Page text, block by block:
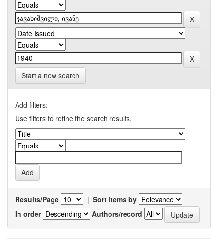
Start a new search
Add filters:
Use filters to refine the search results.
Results/Page | Sort items by
In order
Authors/record